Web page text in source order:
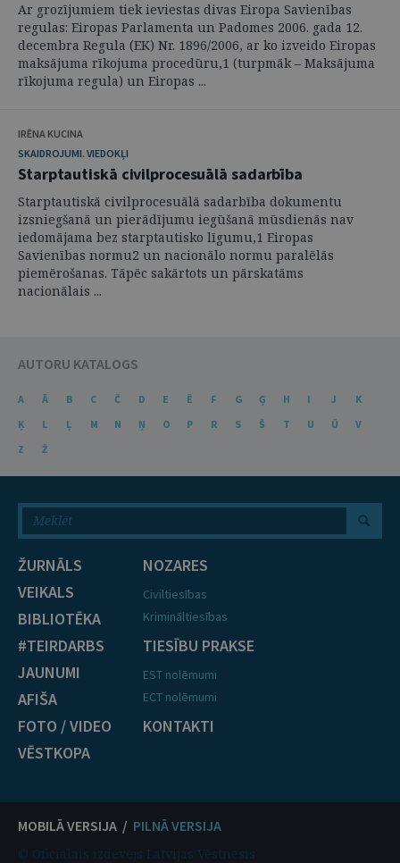
Ar grozījumiem tiek ieviestas divas Eiropa Savienības
regulas: Eiropas Parlamenta un Padomes 2006. gada 12.
decembra Regula (EK) Nr. 1896/2006, ar ko izveido Eiropas
maksājuma rīkojuma procedūru,1 (turpmāk – Maksājuma
rīkojuma regula) un Eiropas ...
IRĒNA KUCINA
SKAIDROJUMI. VIEDOKĻI
Starptautiskā civilprocesuālā sadarbība
Starptautiskā civilprocesuālā sadarbība dokumentu
izsniegšanā un pierādījumu iegūšanā mūsdienās nav
iedomājama bez starptautisko līgumu,1 Eiropas
Savienības normu2 un nacionālo normu paralēlās
piemērošanas. Tāpēc sakārtots un pārskatāms
nacionālais ...
AUTORU KATALOGS
A Ā B C Č D E Ē F G Ģ H I J
K
Ķ
L Ļ M N Ņ O P R S Š T U Ū
V
Z
Ž
ŽURNĀLS
VEIKALS
BIBLIOTĒKA
#TEIRDARBS
JAUNUMI
AFIŠA
FOTO / VIDEO
VĒSTKOPA
NOZARES
Civiltiesības
Krimināltiesības
TIESĪBU PRAKSE
EST nolēmumi
ECT nolēmumi
KONTAKTI
MOBILĀ VERSIJA / PILNĀ VERSIJA
© Oficiālais izdevējs Latvijas Vēstnesis